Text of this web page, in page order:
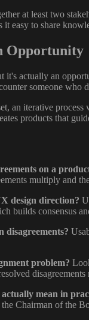
at least two
easy to share
Opportunity
it's actually an
someone
an iterative
products that
on a
multiply and
design direction?
builds consensus
disagreements?
problem?
mean in
Chairman of the